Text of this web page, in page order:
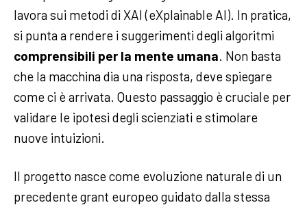
lavora sui metodi di XAI (eXplainable AI). In pratica,
si punta a rendere i suggerimenti degli algoritmi
comprensibili per la mente umana. Non basta
che la macchina dia una risposta, deve spiegare
come ci è arrivata. Questo passaggio è cruciale per
validare le ipotesi degli scienziati e stimolare
nuove intuizioni.
Il progetto nasce come evoluzione naturale di un
precedente grant europeo guidato dalla stessa